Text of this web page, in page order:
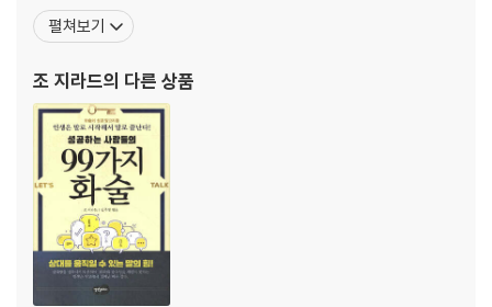
｜‘열심히’보다는 ‘지혜롭게’｜하루를 버리더라도 250명을 잃는 것보다
의 물건을 칭찬하라｜작은 것을 주면 큰 것을 얻게 된다｜고객의 눈높이
에 맞춰라｜상대방을 불편하게 하지 마라｜성패를 좌우하는 사소한 선물
｜냄새를 팔아라｜당신이 물건을 샀을 때 맡았던 냄새를 기억하라｜고객
을 완전한 ‘내 편’으로 만들어라｜고객의 심리와 정보를 읽는 법｜고객의
이름을 알아내는 최고의 방법｜고객의 마음을 읽는 방법｜고객에게 초점
을 맞춰라.｜적당한 가격을 제시하는 법｜계약체결을 준비하는 효과적인
방법｜상대방을 완전히 사로잡는 법｜돌아올 수 없는 길을 건너게 만들어
라｜시간투자에 대한 보상은 확실히 받아라｜세일즈 이후의 신뢰관계 구
축｜계약이 완료되기 전에 고객에게 상품을 인도하라｜현장인도의 여러
불우한 청년기를 보냈다. 가는 직장마다 번번이 쫓겨나 옮긴 직장만
도 40군데가 넘으며 마음먹고 시작한 사업도 결국 사기를 당하고 만
마련하게 된다. 그는 고객에 대한 남다른
펼쳐보기
조 지라드의 다른 상품